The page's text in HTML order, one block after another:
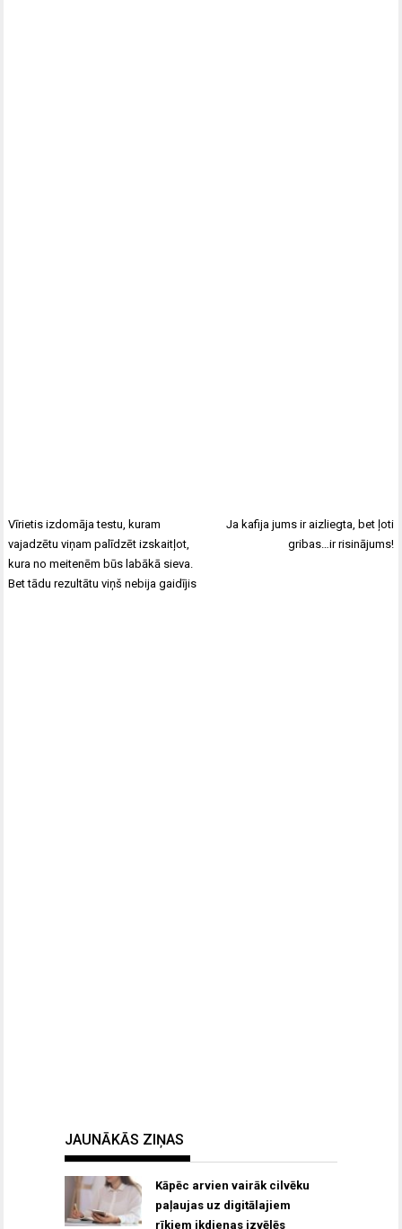
Vīrietis izdomāja testu, kuram
vajadzētu viņam palīdzēt izskaitļot,
kura no meitenēm būs labākā sieva.
Bet tādu rezultātu viņš nebija gaidījis
Ja kafija jums ir aizliegta, bet ļoti
gribas…ir risinājums!
JAUNĀKĀS ZIŅAS
Kāpēc arvien vairāk cilvēku
paļaujas uz digitālajiem
rīkiem ikdienas izvēlēs